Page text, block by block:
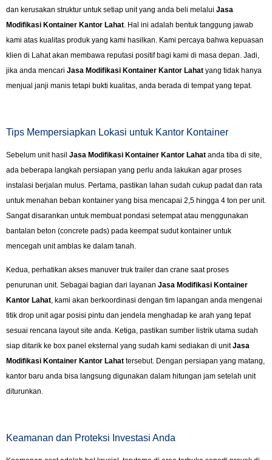
dan kerusakan struktur untuk setiap unit yang anda beli melalui Jasa
Modifikasi Kontainer Kantor Lahat. Hal ini adalah bentuk tanggung jawab
kami atas kualitas produk yang kami hasilkan. Kami percaya bahwa kepuasan
klien di Lahat akan membawa reputasi positif bagi kami di masa depan. Jadi,
jika anda mencari Jasa Modifikasi Kontainer Kantor Lahat yang tidak hanya
menjual janji manis tetapi bukti kualitas, anda berada di tempat yang tepat.
Tips Mempersiapkan Lokasi untuk Kantor Kontainer
Sebelum unit hasil Jasa Modifikasi Kontainer Kantor Lahat anda tiba di site,
ada beberapa langkah persiapan yang perlu anda lakukan agar proses
instalasi berjalan mulus. Pertama, pastikan lahan sudah cukup padat dan rata
untuk menahan beban kontainer yang bisa mencapai 2,5 hingga 4 ton per unit.
Sangat disarankan untuk membuat pondasi setempat atau menggunakan
bantalan beton (concrete pads) pada keempat sudut kontainer untuk
mencegah unit amblas ke dalam tanah.
Kedua, perhatikan akses manuver truk trailer dan crane saat proses
penurunan unit. Sebagai bagian dari layanan Jasa Modifikasi Kontainer
Kantor Lahat, kami akan berkoordinasi dengan tim lapangan anda mengenai
titik drop unit agar posisi pintu dan jendela menghadap ke arah yang tepat
sesuai rencana layout site anda. Ketiga, pastikan sumber listrik utama sudah
siap ditarik ke box panel eksternal yang sudah kami sediakan di unitJasa
Modifikasi Kontainer Kantor Lahat tersebut. Dengan persiapan yang matang,
kantor baru anda bisa langsung digunakan dalam hitungan jam setelah unit
diturunkan.
Keamanan dan Proteksi Investasi Anda